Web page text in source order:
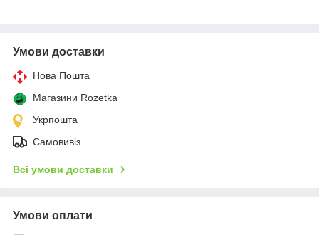
Умови доставки
Нова Пошта
Магазини Rozetka
Укрпошта
Самовивіз
Всі умови доставки
Умови оплати